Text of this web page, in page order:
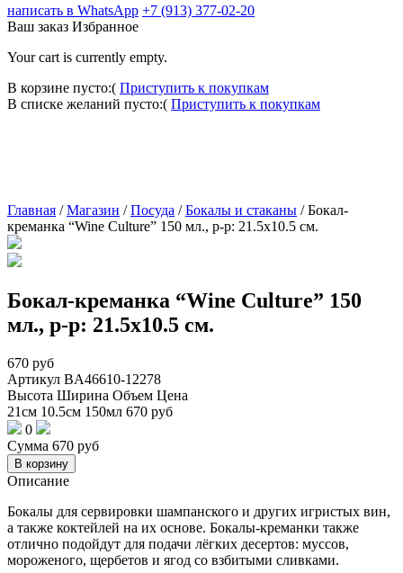
написать в WhatsApp +7 (913) 377-02-20
Ваш заказ Избранное
Your cart is currently empty.
В корзине пусто:( Приступить к покупкам
В списке желаний пусто:( Приступить к покупкам
Главная /Магазин /Посуда /Бокалы и стаканы /Бокал-
креманка “Wine Culture” 150 мл., р-р: 21.5х10.5 см.
Бокал-креманка “Wine Culture” 150
мл., р-р: 21.5х10.5 см.
670 руб
Артикул BA46610-12278
Высота Ширина Объем Цена
21см 10.5см 150мл 670 руб
0
Сумма 670 руб
В корзину
Описание
Бокалы для сервировки шампанского и других игристых вин,
а также коктейлей на их основе. Бокалы-креманки также
отлично подойдут для подачи лёгких десертов: муссов,
мороженого, щербетов и ягод со взбитыми сливками.